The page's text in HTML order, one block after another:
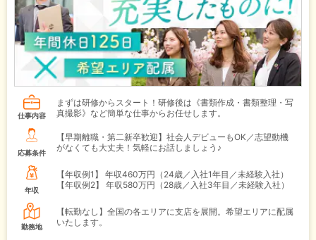
仕事内容
まずは研修からスタート！研修後は《書類作成・書類整理・写
真撮影》など簡単な仕事からお任せします。
応募条件
【早期離職・第二新卒歓迎】社会人デビューもOK／志望動機
がなくても大丈夫！気軽にお話しましょう♪
年収
【年収例1】
年収460万円（24歳／入社1年目／未経験入社）
【年収例2】
年収580万円（28歳／入社3年目／未経験入社）
勤務地
【転勤なし】全国の各エリアに支店を展開。希望エリアに配属
いたします。